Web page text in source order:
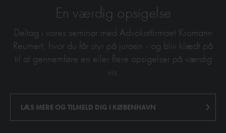
En værdig opsigelse
Deltag i vores seminar med Advokatfirmaet Kromann
Reumert, hvor du får styr på juraen - og bliv klædt på
til at gennemføre en eller flere opsigelser på værdig
vis.
LÆS MERE OG TILMELD DIG I KØBENHAVN